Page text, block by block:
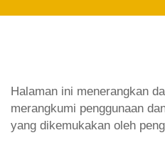
Halaman ini menerangkan
merangkumi penggunaan
yang dikemukakan oleh